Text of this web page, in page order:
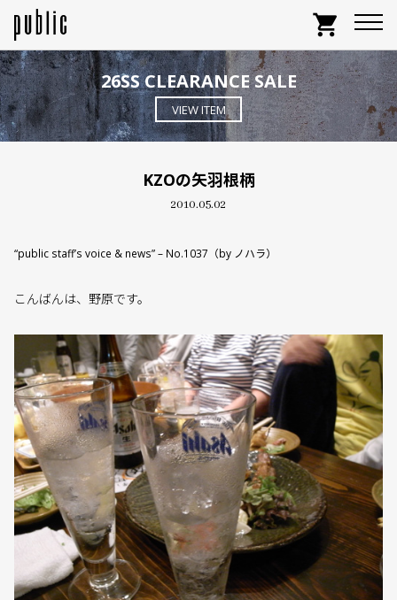
shopping_cart
26SS CLEARANCE SALE
VIEW ITEM
KZOの矢羽根柄
2010.05.02
“public staff’s voice & news” – No.1037（by ノハラ）
こんばんは、野原です。